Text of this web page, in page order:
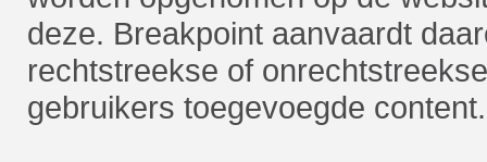
deze. Breakpoint aanvaardt
rechtstreekse of
gebruikers toegevoegde content.